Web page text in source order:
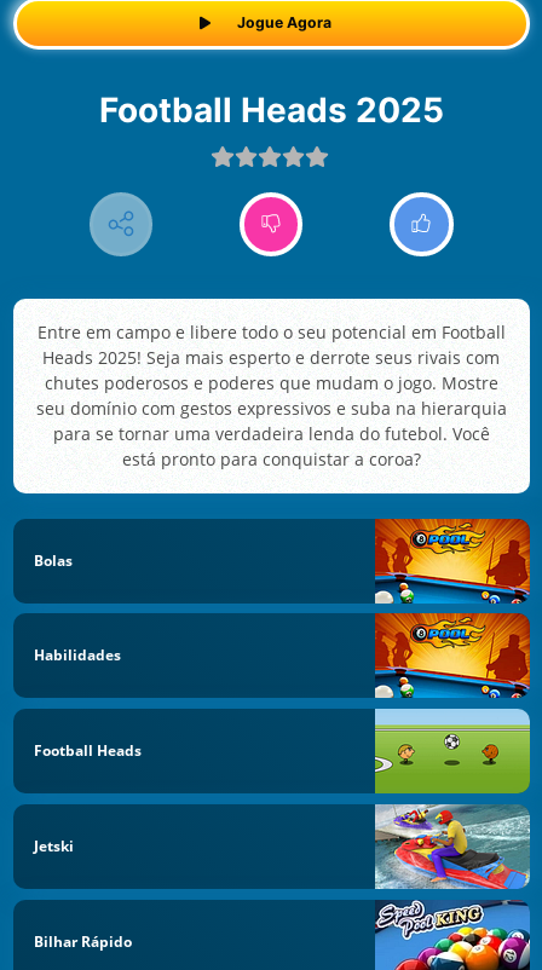
Jogue Agora
Football Heads 2025
Entre em campo e libere todo o seu potencial em Football
Heads 2025! Seja mais esperto e derrote seus rivais com
chutes poderosos e poderes que mudam o jogo. Mostre
seu domínio com gestos expressivos e suba na hierarquia
para se tornar uma verdadeira lenda do futebol. Você
está pronto para conquistar a coroa?
Bolas
Habilidades
Football Heads
Jetski
Bilhar Rápido